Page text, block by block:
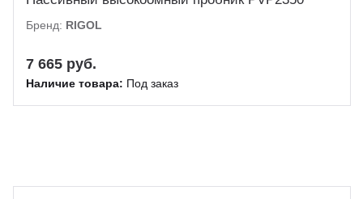
Бренд: RIGOL
7 665 руб.
Наличие товара: Под заказ